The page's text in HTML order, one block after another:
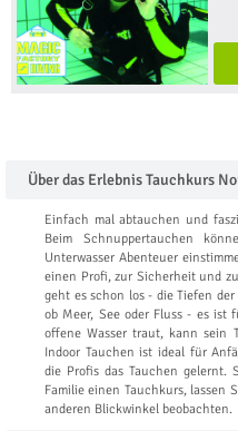
Über das Erlebnis Tauchkurs
Einfach mal abtauchen und
Beim Schnuppertauchen
Unterwasser Abenteuer
einen Profi, zur Sicherheit und
geht es schon los - die Tiefen
ob Meer, See oder Fluss - es
offene Wasser traut, kann sein
Indoor Tauchen ist ideal für
die Profis das Tauchen gelernt.
Familie einen Tauchkurs, lassen
anderen Blickwinkel beobachten.